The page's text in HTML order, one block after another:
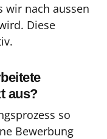
wir nach aussen
Diese
aus?
so
Bewerbung